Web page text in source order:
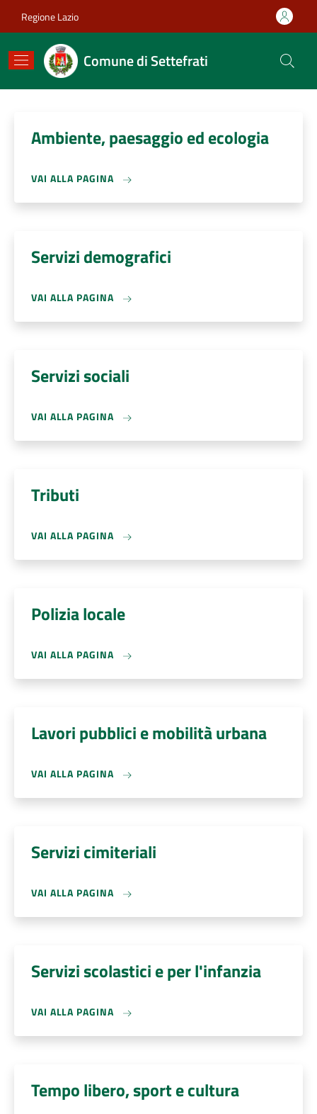
Regione Lazio
Comune di Settefrati
Ambiente, paesaggio ed ecologia
VAI ALLA PAGINA
Servizi demografici
VAI ALLA PAGINA
Servizi sociali
VAI ALLA PAGINA
Tributi
VAI ALLA PAGINA
Polizia locale
VAI ALLA PAGINA
Lavori pubblici e mobilità urbana
VAI ALLA PAGINA
Servizi cimiteriali
VAI ALLA PAGINA
Servizi scolastici e per l'infanzia
VAI ALLA PAGINA
Tempo libero, sport e cultura